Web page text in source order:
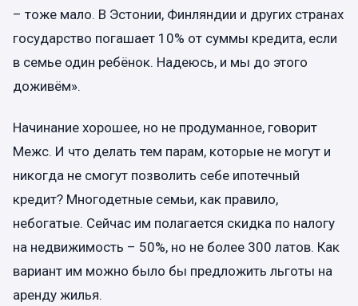
– тоже мало. В Эстонии, Финляндии и других странах
государство погашает 10% от суммы кредита, если
в семье один ребёнок. Надеюсь, и мы до этого
доживём».
Начинание хорошее, но не продуманное, говорит
Межс. И что делать тем парам, которые не могут и
никогда не смогут позволить себе ипотечный
кредит? Многодетные семьи, как правило,
небогатые. Сейчас им полагается скидка по налогу
на недвижимость – 50%, но не более 300 латов. Как
вариант им можно было бы предложить льготы на
аренду жилья.